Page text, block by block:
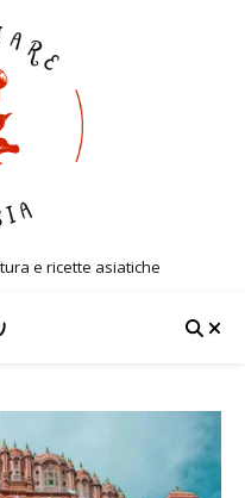
e ricette asiatiche